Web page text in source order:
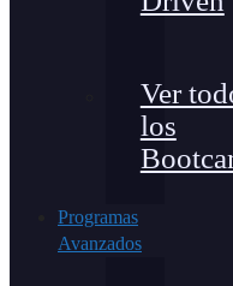
Ver
los
Programas
Avanzados